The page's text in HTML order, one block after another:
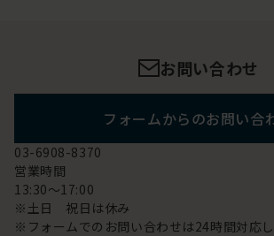
お問い合わせ
フォームからのお問い合
03-6908-8370
営業時間
13:30～17:00
※土日 祝日は休み
※フォームでのお問い合わせは24時間対応し